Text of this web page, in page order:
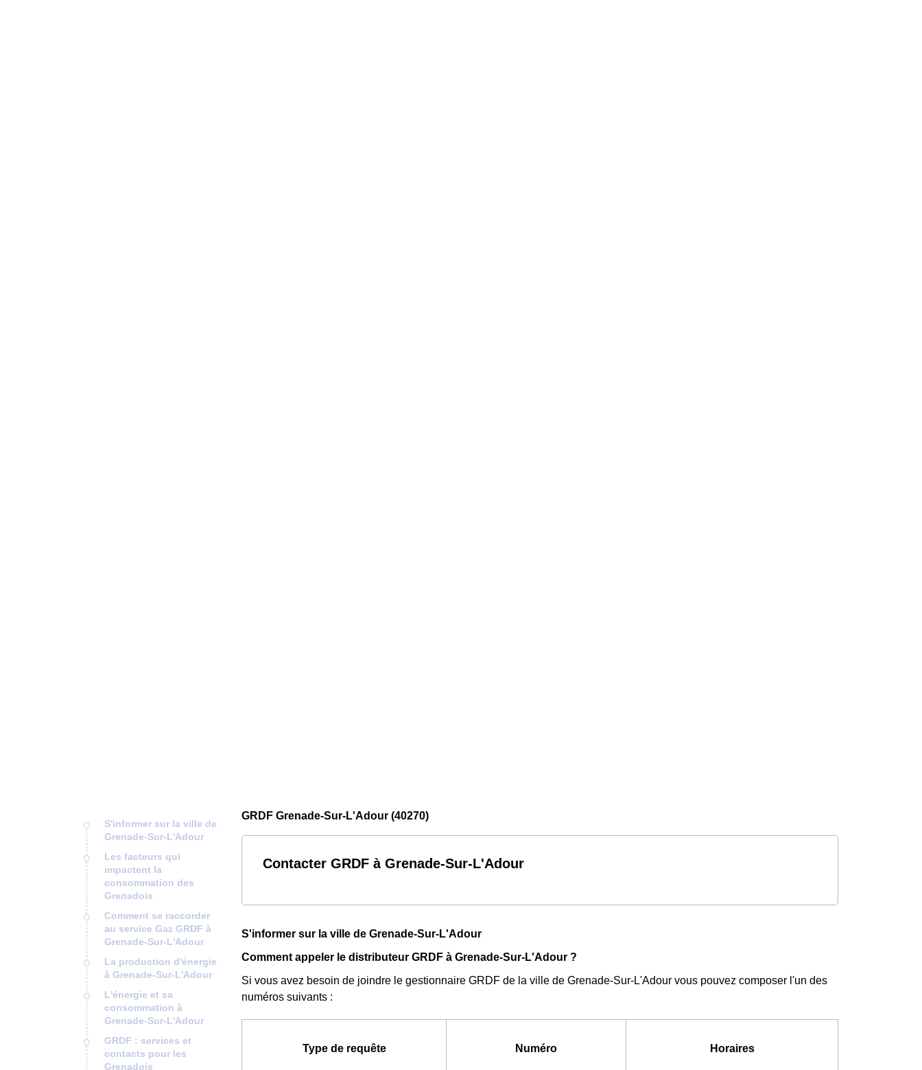
S'informer sur la ville de
Grenade-Sur-L'Adour
Les facteurs qui
impactent la
consommation des
Grenadois
Comment se raccorder
au service Gaz GRDF à
Grenade-Sur-L'Adour
La production d'énergie
à Grenade-Sur-L'Adour
L'énergie et sa
consommation à
Grenade-Sur-L'Adour
GRDF : services et
contacts pour les
Grenadois
GRDF Grenade-Sur-L'Adour (40270)
Contacter GRDF à Grenade-Sur-L'Adour
S'informer sur la ville de Grenade-Sur-L'Adour
Comment appeler le distributeur GRDF à Grenade-Sur-L'Adour ?
Si vous avez besoin de joindre le gestionnaire GRDF de la ville de Grenade-Sur-L'Adour vous pouvez composer l'un des
numéros suivants :
Type de requête Numéro Horaires